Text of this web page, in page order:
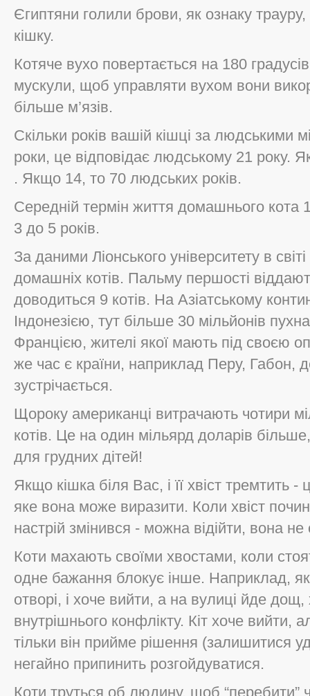
Єгиптяни голили брови, як ознаку
кішку.
Котяче вухо повертається на 180
мускули, щоб управляти вухом вони
більше м’язів.
Скільки років вашій кішці за людськими
роки, це відповідає людському 21 року.
. Якщо 14, то 70 людських років.
Середній термін життя домашнього кота
3 до 5 років.
За даними Ліонського університету в
домашніх котів. Пальму першості
доводиться 9 котів. На Азіатському
Індонезією, тут більше 30 мільйонів
Францією, жителі якої мають під своєю
же час є країни, наприклад Перу, Габон,
зустрічається.
Щороку американці витрачають чотири
котів. Це на один мільярд доларів
для грудних дітей!
Якщо кішка біля Вас, і її хвіст тремтить
яке вона може виразити. Коли хвіст
настрій змінився - можна відійти, вона
Коти махають своїми хвостами, коли
одне бажання блокує інше. Наприклад,
отворі, і хоче вийти, а на вулиці йде дощ,
внутрішнього конфлікту. Кіт хоче вийти,
тільки він прийме рішення (залишитися
негайно припинить розгойдуватися.
Коти труться об людину, щоб “перебити”